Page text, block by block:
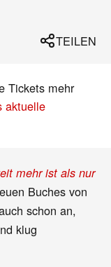
TEILEN
Tickets mehr
aktuelle
mehr ist als nur
Buches von
schon an,
klug